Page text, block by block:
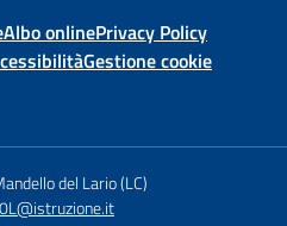
Albo onlinePrivacy Policy
Gestione cookie
del Lario (LC)